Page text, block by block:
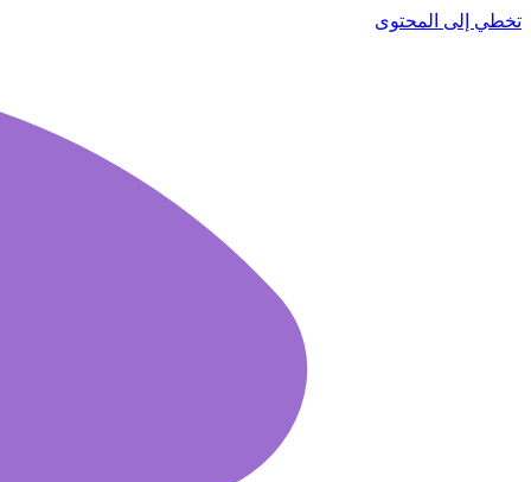
تخطي إلى المحتوى